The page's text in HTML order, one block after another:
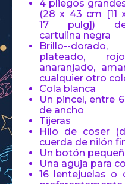
4 pliegos
(28 x 43 cm [11
17 pulg])
cartulina negra
Brillo--dorado,
plateado,
anaranjado,
cualquier otro
Cola blanca
Un pincel, entre
de ancho
Tijeras
Hilo de coser
cuerda de nilón
Un botón
Una aguja para
16 lentejuelas o